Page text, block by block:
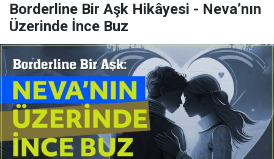
Borderline Bir Aşk Hikâyesi - Neva’nın
Üzerinde İnce Buz